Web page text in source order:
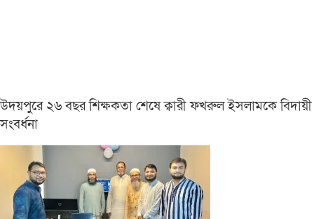
উদয়পুরে ২৬ বছর শিক্ষকতা শেষে ক্বারী ফখরুল ইসলামকে বিদায়ী
সংবর্ধনা